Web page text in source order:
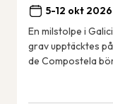
5-12 okt 2026
En milstolpe i
grav upptäcktes
de Compostela